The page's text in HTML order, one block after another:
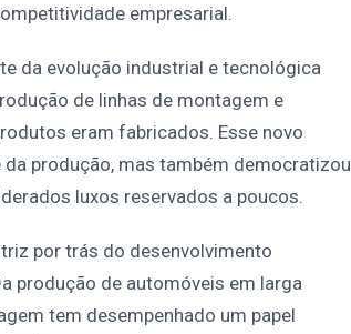
empresarial.
da evolução industrial e tecnológica
de linhas de montagem e
eram fabricados. Esse novo
produção, mas também democratizou
luxos reservados a poucos.
por trás do desenvolvimento
produção de automóveis em larga
tem desempenhado um papel